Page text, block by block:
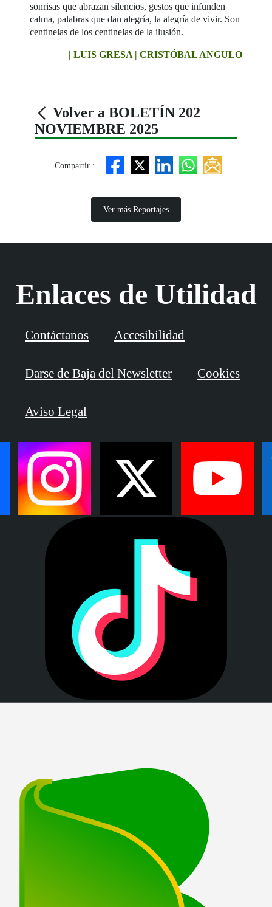
sonrisas que abrazan silencios, gestos que infunden
calma, palabras que dan alegría, la alegría de vivir. Son
centinelas de los centinelas de la ilusión.
| LUIS GRESA | CRISTÓBAL ANGULO
Volver a BOLETÍN 202
NOVIEMBRE 2025
Compartir :
Ver más Reportajes
Enlaces de Utilidad
Contáctanos Accesibilidad
Darse de Baja del Newsletter Cookies
Aviso Legal